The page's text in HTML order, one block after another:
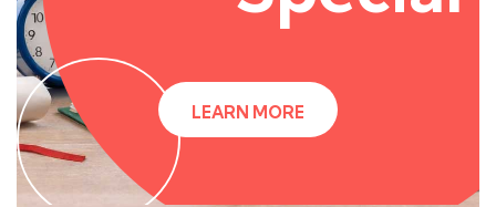
LEARN MORE